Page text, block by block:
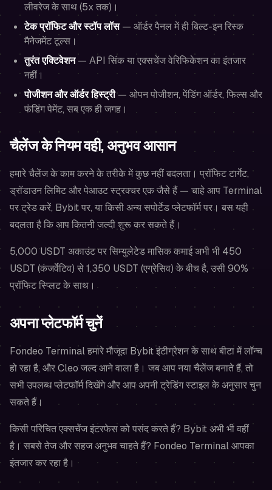
लीवरेज के साथ (5x तक)।
टेक प्रॉफिट और स्टॉप लॉस— ऑर्डर पैनल में ही बिल्ट-इन रिस्क
मैनेजमेंट टूल्स।
तुरंत एक्टिवेशन— API सिंक या एक्सचेंज वेरिफिकेशन का इंतजार
नहीं।
पोजीशन और ऑर्डर हिस्ट्री— ओपन पोजीशन, पेंडिंग ऑर्डर, फिल्स और
फंडिंग पेमेंट, सब एक ही जगह।
चैलेंज के नियम वही, अनुभव आसान
हमारे चैलेंज के काम करने के तरीके में कुछ नहीं बदलता। प्रॉफिट टार्गेट,
ड्रॉडाउन लिमिट और पेआउट स्ट्रक्चर एक जैसे हैं — चाहे आप Terminal
पर ट्रेड करें, Bybit पर, या किसी अन्य सपोर्टेड प्लेटफॉर्म पर। बस यही
बदलता है कि आप कितनी जल्दी शुरू कर सकते हैं।
5,000 USDT अकाउंट पर सिम्युलेटेड मासिक कमाई अभी भी 450
USDT (कंजर्वेटिव) से 1,350 USDT (एग्रेसिव) के बीच है, उसी 90%
प्रॉफिट स्प्लिट के साथ।
अपना प्लेटफॉर्म चुनें
Fondeo Terminal हमारे मौजूदा Bybit इंटीग्रेशन के साथ बीटा में लॉन्च
हो रहा है, और Cleo जल्द आने वाला है। जब आप नया चैलेंज बनाते हैं, तो
सभी उपलब्ध प्लेटफॉर्म दिखेंगे और आप अपनी ट्रेडिंग स्टाइल के अनुसार चुन
सकते हैं।
किसी परिचित एक्सचेंज इंटरफेस को पसंद करते हैं? Bybit अभी भी वहीं
है। सबसे तेज और सहज अनुभव चाहते हैं? Fondeo Terminal आपका
इंतजार कर रहा है।